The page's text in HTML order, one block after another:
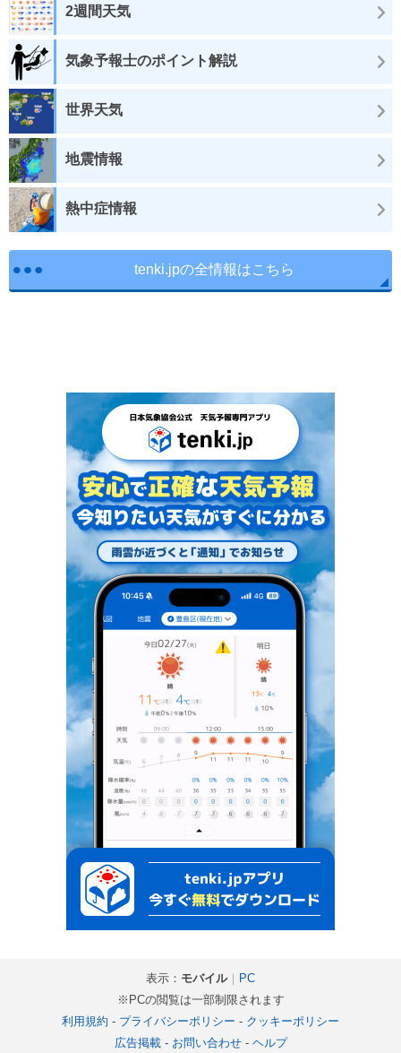
2週間天気
気象予報士のポイント解説
世界天気
地震情報
熱中症情報
tenki.jpの全情報はこちら
表示： モバイル｜ PC
※PCの閲覧は一部制限されます
利用規約 - プライバシーポリシー - クッキーポリシー
広告掲載- お問い合わせ- ヘルプ